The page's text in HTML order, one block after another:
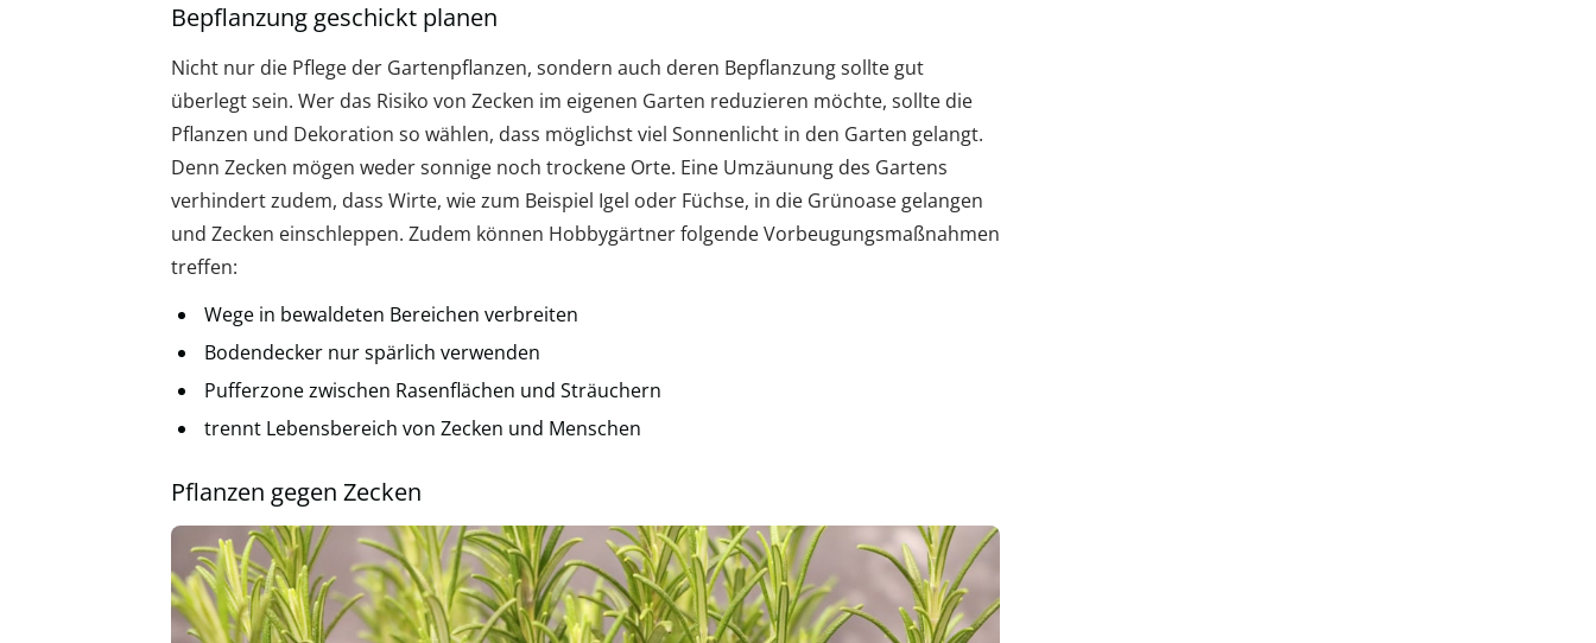
Bepflanzung geschickt planen
Nicht nur die Pflege der Gartenpflanzen, sondern auch deren Bepflanzung sollte gut
überlegt sein. Wer das Risiko von Zecken im eigenen Garten reduzieren möchte, sollte die
Pflanzen und Dekoration so wählen, dass möglichst viel Sonnenlicht in den Garten gelangt.
Denn Zecken mögen weder sonnige noch trockene Orte. Eine Umzäunung des Gartens
verhindert zudem, dass Wirte, wie zum Beispiel Igel oder Füchse, in die Grünoase gelangen
und Zecken einschleppen. Zudem können Hobbygärtner folgende Vorbeugungsmaßnahmen
treffen:
Wege in bewaldeten Bereichen verbreiten
Bodendecker nur spärlich verwenden
Pufferzone zwischen Rasenflächen und Sträuchern
trennt Lebensbereich von Zecken und Menschen
Pflanzen gegen Zecken